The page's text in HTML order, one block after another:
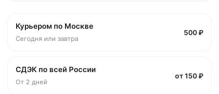
Курьером по Москве
Сегодня или завтра
500 ₽
СДЭК по всей России
От 2 дней
от 150 ₽